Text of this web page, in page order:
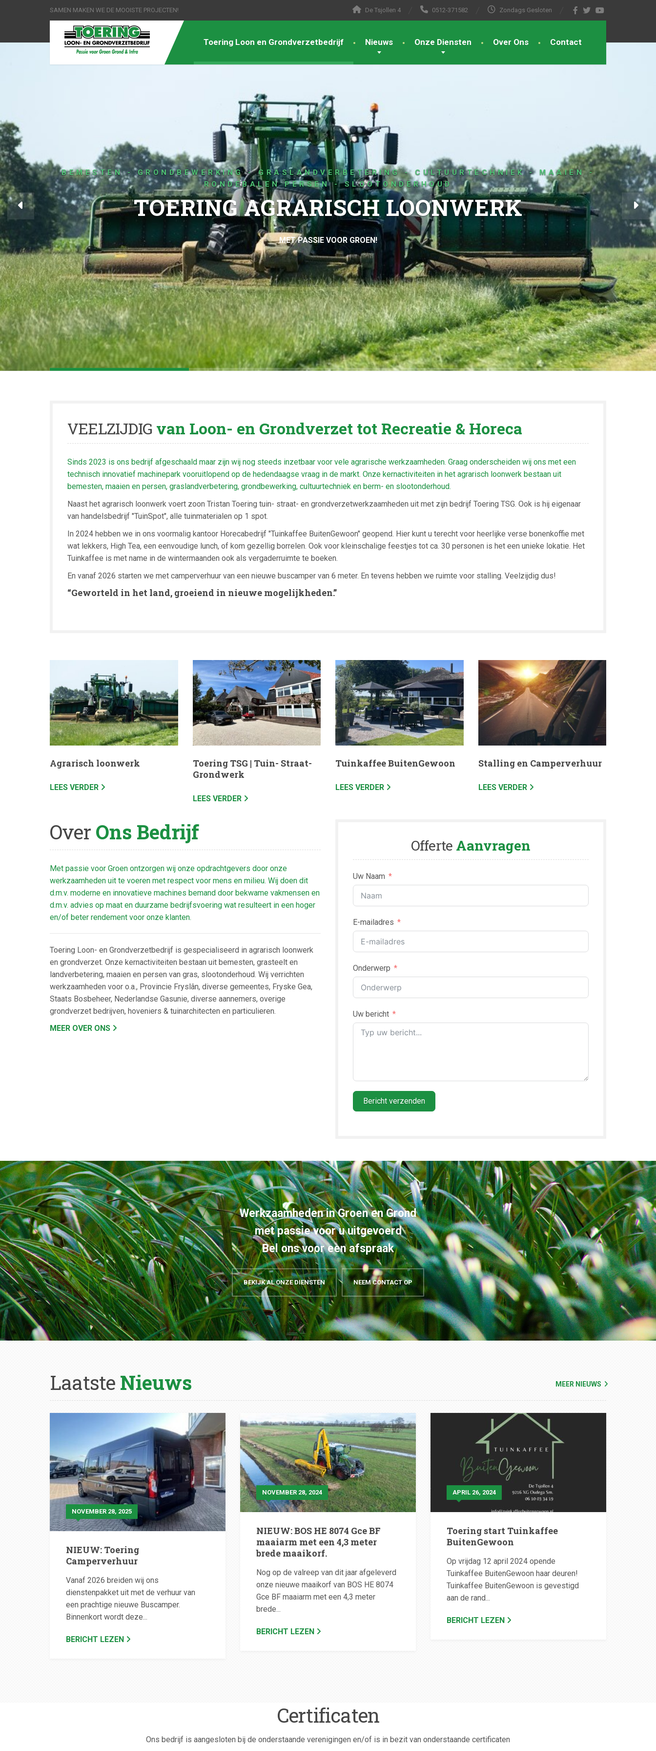
SAMEN MAKEN WE DE MOOISTE PROJECTEN! De Tsjollen 4 0512-371582 Zondags Gesloten
Toering Loon en Grondverzetbedrijf Nieuws Onze Diensten Over Ons Contact
REALISEER UW TUINDROOM
TOERING TSG | TUIN - STRAAT - GRONDWERK
UW TUIN – ONS PROJECT!
VEELZIJDIG van Loon- en Grondverzet tot Recreatie & Horeca
Sinds 2023 is ons bedrijf afgeschaald maar zijn wij nog steeds inzetbaar voor vele agrarische werkzaamheden. Graag onderscheiden wij ons met een
technisch innovatief machinepark vooruitlopend op de hedendaagse vraag in de markt. Onze kernactiviteiten in het agrarisch loonwerk bestaan uit
bemesten, maaien en persen, graslandverbetering, grondbewerking, cultuurtechniek en berm- en slootonderhoud.
Naast het agrarisch loonwerk voert zoon Tristan Toering tuin- straat- en grondverzetwerkzaamheden uit met zijn bedrijf Toering TSG. Ook is hij eigenaar
van handelsbedrijf "TuinSpot", alle tuinmaterialen op 1 spot.
In 2024 hebben we in ons voormalig kantoor Horecabedrijf "Tuinkaffee BuitenGewoon" geopend. Hier kunt u terecht voor heerlijke verse bonenkoffie met
wat lekkers, High Tea, een eenvoudige lunch, of kom gezellig borrelen. Ook voor kleinschalige feestjes tot ca. 30 personen is het een unieke lokatie. Het
Tuinkaffee is met name in de wintermaanden ook als vergaderruimte te boeken.
En vanaf 2026 starten we met camperverhuur van een nieuwe buscamper van 6 meter. En tevens hebben we ruimte voor stalling. Veelzijdig dus!
“Geworteld in het land, groeiend in nieuwe mogelijkheden.”
Agrarisch loonwerk
LEES VERDER
Toering TSG | Tuin- Straat-
Grondwerk
LEES VERDER
Tuinkaffee BuitenGewoon
LEES VERDER
Stalling en Camperverhuur
LEES VERDER
OverOns Bedrijf
Met passie voor Groen ontzorgen wij onze opdrachtgevers door onze
werkzaamheden uit te voeren met respect voor mens en milieu. Wij doen dit
d.m.v. moderne en innovatieve machines bemand door bekwame vakmensen en
d.m.v. advies op maat en duurzame bedrijfsvoering wat resulteert in een hoger
en/of beter rendement voor onze klanten.
Toering Loon- en Grondverzetbedrijf is gespecialiseerd in agrarisch loonwerk
en grondverzet. Onze kernactiviteiten bestaan uit bemesten, grasteelt en
landverbetering, maaien en persen van gras, slootonderhoud. Wij verrichten
werkzaamheden voor o.a., Provincie Fryslân, diverse gemeentes, Fryske Gea,
Staats Bosbeheer, Nederlandse Gasunie, diverse aannemers, overige
grondverzet bedrijven, hoveniers & tuinarchitecten en particulieren.
MEER OVER ONS
Offerte Aanvragen
Uw Naam
E-mailadres
Onderwerp
Uw bericht
Bericht verzenden
Werkzaamheden in Groen en Grond
met passie voor u uitgevoerd
Bel ons voor een afspraak
BEKIJK AL ONZE DIENSTEN NEEM CONTACT OP
Laatste Nieuws MEER NIEUWS
NOVEMBER 28, 2025
NIEUW: Toering
Camperverhuur
Vanaf 2026 breiden wij ons
dienstenpakket uit met de verhuur van
een prachtige nieuwe Buscamper.
Binnenkort wordt deze...
BERICHT LEZEN
NOVEMBER 28, 2024
NIEUW: BOS HE 8074 Gce BF
maaiarm met een 4,3 meter
brede maaikorf.
Nog op de valreep van dit jaar afgeleverd
onze nieuwe maaikorf van BOS HE 8074
Gce BF maaiarm met een 4,3 meter
brede...
BERICHT LEZEN
APRIL 26, 2024
Toering start Tuinkaffee
BuitenGewoon
Op vrijdag 12 april 2024 opende
Tuinkaffee BuitenGewoon haar deuren!
Tuinkaffee BuitenGewoon is gevestigd
aan de rand...
BERICHT LEZEN
Certificaten
Ons bedrijf is aangesloten bij de onderstaande verenigingen en/of is in bezit van onderstaande certificaten